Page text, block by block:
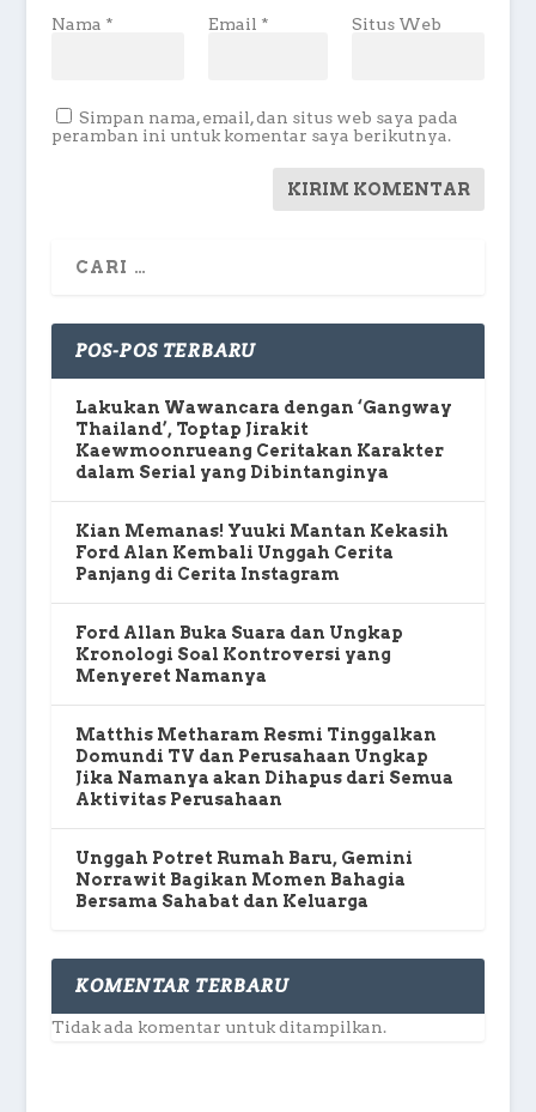
Nama * Email * Situs Web
Simpan nama, email, dan situs web saya pada
peramban ini untuk komentar saya berikutnya.
POS-POS TERBARU
Lakukan Wawancara dengan ‘Gangway
Thailand’, Toptap Jirakit
Kaewmoonrueang Ceritakan Karakter
dalam Serial yang Dibintanginya
Kian Memanas! Yuuki Mantan Kekasih
Ford Alan Kembali Unggah Cerita
Panjang di Cerita Instagram
Ford Allan Buka Suara dan Ungkap
Kronologi Soal Kontroversi yang
Menyeret Namanya
Matthis Metharam Resmi Tinggalkan
Domundi TV dan Perusahaan Ungkap
Jika Namanya akan Dihapus dari Semua
Aktivitas Perusahaan
Unggah Potret Rumah Baru, Gemini
Norrawit Bagikan Momen Bahagia
Bersama Sahabat dan Keluarga
KOMENTAR TERBARU
Tidak ada komentar untuk ditampilkan.